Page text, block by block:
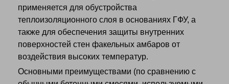
применяется для обустройства
теплоизоляционного слоя в основаниях ГФУ, а
также для обеспечения защиты внутренних
поверхностей стен факельных амбаров от
воздействия высоких температур.
Основными преимуществами (по сравнению с